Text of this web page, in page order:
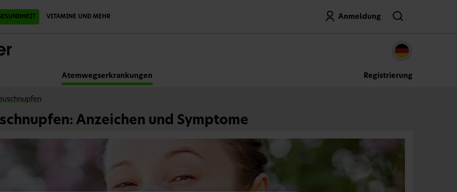
VITAMINE UND MEHR Anmeldung
Suche
Atemwegserkrankungen Registrierung
Anzeichen und Symptome